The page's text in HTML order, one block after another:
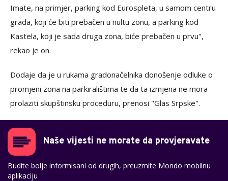
Imate, na primjer, parking kod Eurospleta, u samom centru
grada, koji će biti prebačen u nultu zonu, a parking kod
Kastela, koji je sada druga zona, biće prebačen u prvu",
rekao je on.
Dodaje da je u rukama gradonačelnika donošenje odluke o
promjeni zona na parkiralištima te da ta izmjena ne mora
prolaziti skupštinsku proceduru, prenosi "Glas Srpske".
Naše vijesti ne morate da provjeravate
Budite bolje informisani od drugih, preuzmite Mondo mobilnu
aplikaciju